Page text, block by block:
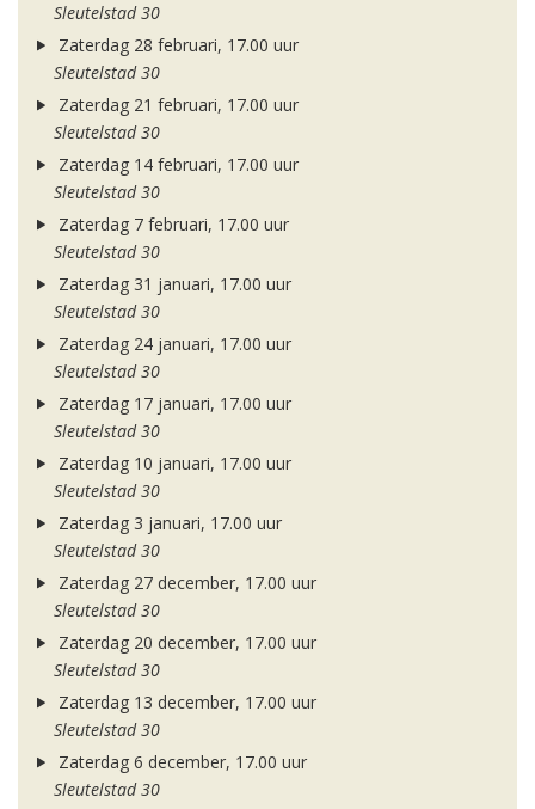
Sleutelstad 30
Zaterdag 28 februari, 17.00 uur
Sleutelstad 30
Zaterdag 21 februari, 17.00 uur
Sleutelstad 30
Zaterdag 14 februari, 17.00 uur
Sleutelstad 30
Zaterdag 7 februari, 17.00 uur
Sleutelstad 30
Zaterdag 31 januari, 17.00 uur
Sleutelstad 30
Zaterdag 24 januari, 17.00 uur
Sleutelstad 30
Zaterdag 17 januari, 17.00 uur
Sleutelstad 30
Zaterdag 10 januari, 17.00 uur
Sleutelstad 30
Zaterdag 3 januari, 17.00 uur
Sleutelstad 30
Zaterdag 27 december, 17.00 uur
Sleutelstad 30
Zaterdag 20 december, 17.00 uur
Sleutelstad 30
Zaterdag 13 december, 17.00 uur
Sleutelstad 30
Zaterdag 6 december, 17.00 uur
Sleutelstad 30